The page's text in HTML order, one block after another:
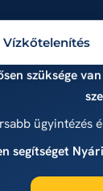
Vízkőtelenítés
szüksége
ügyintézés
segítséget